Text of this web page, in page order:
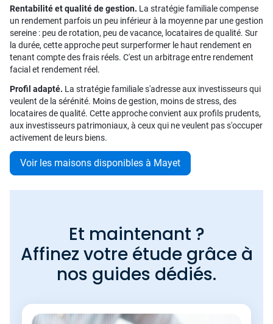
Rentabilité et qualité de gestion. La stratégie familiale compense
un rendement parfois un peu inférieur à la moyenne par une gestion
sereine : peu de rotation, peu de vacance, locataires de qualité. Sur
la durée, cette approche peut surperformer le haut rendement en
tenant compte des frais réels. C'est un arbitrage entre rendement
facial et rendement réel.
Profil adapté. La stratégie familiale s'adresse aux investisseurs qui
veulent de la sérénité. Moins de gestion, moins de stress, des
locataires de qualité. Cette approche convient aux profils prudents,
aux investisseurs patrimoniaux, à ceux qui ne veulent pas s'occuper
activement de leurs biens.
Voir les maisons disponibles à Mayet
Et maintenant ?
Affinez votre étude grâce à
nos guides dédiés.